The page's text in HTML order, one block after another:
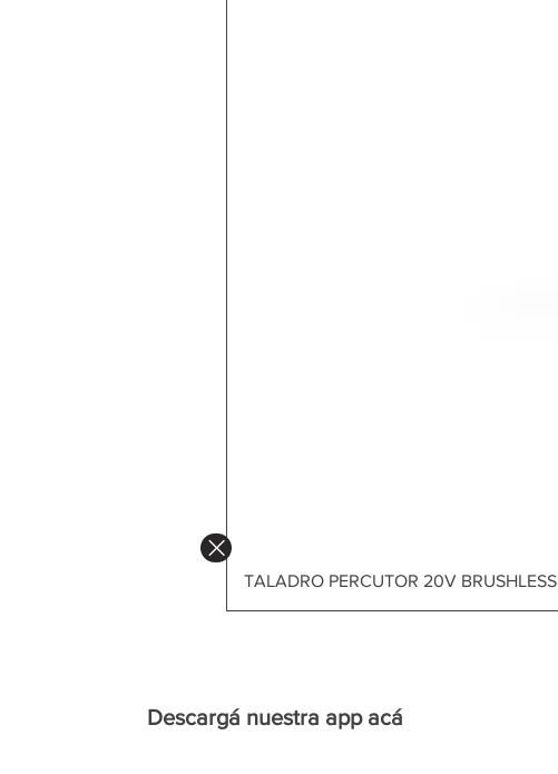
TALADRO PERCUTOR 20V BRUSHLESS
Descargá nuestra app acá